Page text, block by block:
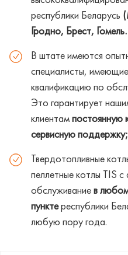
республики Беларусь
Гродно, Брест,
В штате имеются
специалисты,
квалификацию по
Это гарантирует
клиентам постоянную
сервисную поддержку;
Твердотопливные
пеллетные котлы TIS
обслуживание в
пунктереспублики
любую пору года.